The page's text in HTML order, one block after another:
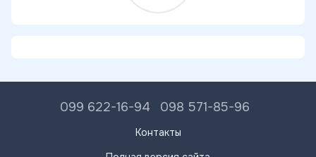
099 622-16-94 098 571-85-96
Контакты